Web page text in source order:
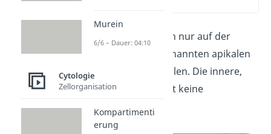
Die Mikrovilli liegen nur auf der
äußeren, der sogenannten apikalen
Seite der Epithelzellen. Die innere,
basale Seite enthält keine
Ausstülpungen.
Murein
6/6 – Dauer: 04:10
Cytologie
Zellorganisation
Kompartimenti
erung